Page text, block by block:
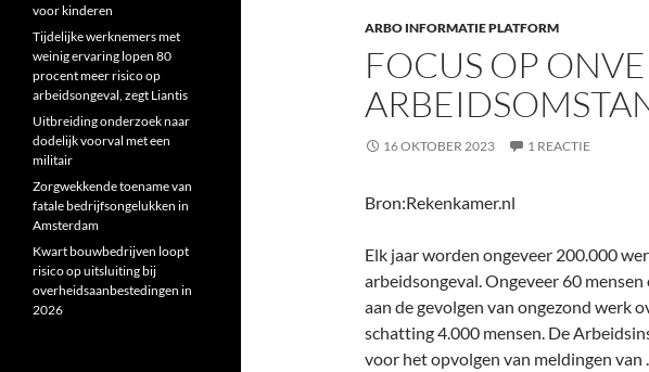
ARBO INFORMATIE PLATFORM
FOCUS OP
16 OKTOBER 2023 1 REACTIE
Bron:Rekenkamer.nl
Elk jaar worden ongeveer 200.000
arbeidsongeval. Ongeveer 60
aan de gevolgen van ongezond werk
schatting 4.000 mensen. De
voor het opvolgen van meldingen van
voor kinderen
Tijdelijke werknemers met
weinig ervaring lopen 80
procent meer risico op
arbeidsongeval, zegt Liantis
Uitbreiding onderzoek naar
dodelijk voorval met een
militair
Zorgwekkende toename van
fatale bedrijfsongelukken in
Amsterdam
Kwart bouwbedrijven loopt
risico op uitsluiting bij
overheidsaanbestedingen in
2026